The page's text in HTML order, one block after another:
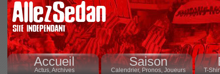
Accueil
Actus,Archives
Saison
Calendrier,Pronos, Joueurs T-